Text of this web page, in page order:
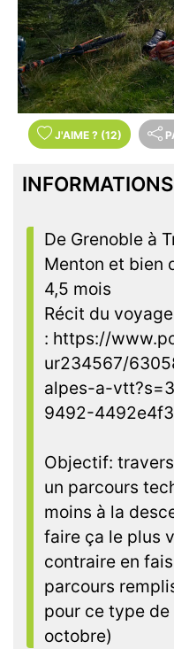
J'AIME ? (12)
De Grenoble à
Menton et bien
4,5 mois
Récit du
: https://
ur234567/
alpes-a-
9492-
Objectif:
un parcours
moins à la
faire ça le plus
contraire en
parcours
pour ce type
octobre)